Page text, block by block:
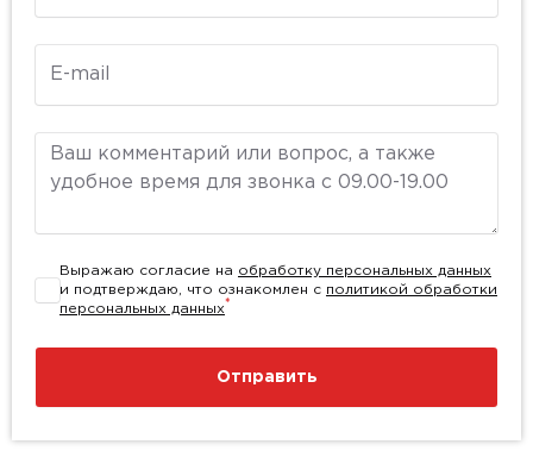
Комментарий
Выражаю согласие на обработку персональных данных
и подтверждаю, что ознакомлен с политикой обработки
персональных данных*
Отправить